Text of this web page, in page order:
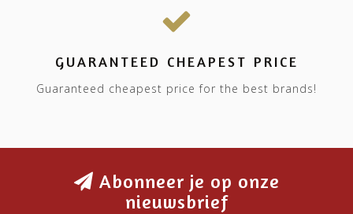
GUARANTEED CHEAPEST PRICE
Guaranteed cheapest price for the best brands!
Abonneer je op onze
nieuwsbrief